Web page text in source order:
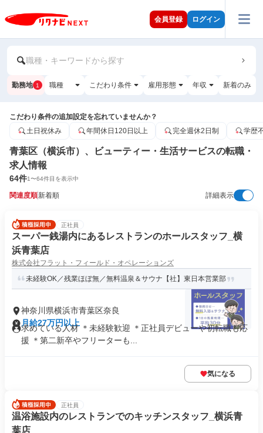
会員登録 ログイン
職種・キーワードから探す
勤務地 1 職種 こだわり条件 雇用形態 年収 新着のみ
こだわり条件の追加設定を忘れていませんか？
土日祝休み
年間休日120日以上 完全週休2日制 学歴
青葉区（横浜市）、ビューティー・生活サービスの転職・
求人情報
64件1〜64件目を表示中
関連度順新着順 詳細表示
正社員
スーパー銭湯内にあるレストランのホールスタッフ_横
浜青葉店
株式会社フラット・フィールド・オペレーションズ
未経験OK／残業ほぼ無／無料温泉＆サウナ【社】東日本営業部
神奈川県横浜市青葉区奈良
月給27万円以上
求めている人材 ＊未経験歓迎 ＊正社員デビューや初転職も応
援 ＊第二新卒やフリーターも...
気になる
正社員
温浴施設内のレストランでのキッチンスタッフ_横浜青
葉店